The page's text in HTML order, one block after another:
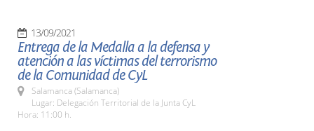
13/09/2021
Entrega de la Medalla a la defensa y
atención a las víctimas del terrorismo
de la Comunidad de CyL
Salamanca (Salamanca)
Lugar: Delegación Territorial de la Junta CyL
Hora: 11:00 h.